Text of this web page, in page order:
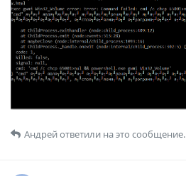
Андрейответили на это сообщение.